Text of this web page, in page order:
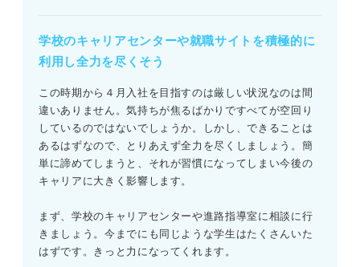
学校のキャリアセンターや就職サイトを積極的に
利用し全力を尽くそう
この時期から４月入社を目指すのは厳しい状況なのは間
違いありません。気持ちが焦るばかりですべてが空回り
しているのではないでしょうか。しかし、できることは
あるはずなので、とりあえず全力を尽くしましょう。簡
単に諦めてしまうと、それが習慣になってしまい今後の
キャリアに大きく影響します。
まず、学校のキャリアセンターや進路指導室に相談に行
きましょう。今までにも同じような学生はたくさんいた
はずです。きっと力になってくれます。